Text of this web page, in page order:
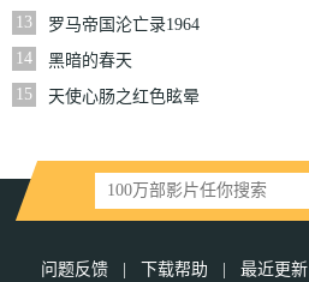
13
罗马帝国沦亡录1964
14
黑暗的春天
15
天使心肠之红色眩晕
问题反馈 下载帮助 最近更新